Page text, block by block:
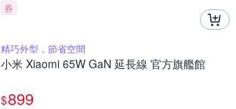
券
精巧外型，節省空間
小米 Xiaomi 65W GaN 延長線 官方旗艦館
$899